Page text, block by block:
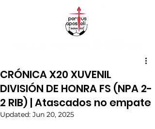
CRÓNICA X20 XUVENIL
DIVISIÓN DE HONRA FS (NPA 2-
2 RIB) | Atascados no empate
Updated: Jun 20, 2025